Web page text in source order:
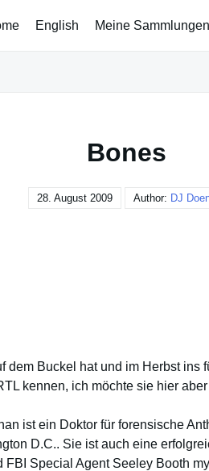
English Meine Sammlungen
Bones
28. August 2009 Author: DJ
dem Buckel hat und im Herbst ins
kennen, ich möchte sie hier
ist ein Doktor für forensische
D.C.. Sie ist auch eine
FBI Special Agent Seeley Booth